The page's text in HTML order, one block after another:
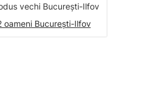
vechi București-Ilfov
oameni București-Ilfov